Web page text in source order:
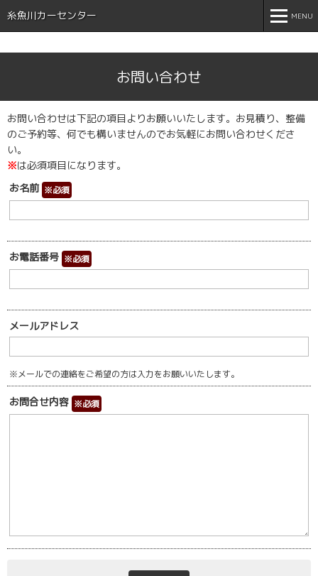
糸魚川カーセンター MENU
店舗案内SHOP
新車NEW CAR
中古車一覧SALE
車検・整備MEINTENANCE
保険・修理INSURANCE
展示車・試乗車DISPLAY CAR
INSTAGRAM
お知らせNEWS
お問い合わせ
お問い合わせは下記の項目よりお願いいたします。お見積り、整備
のご予約等、何でも構いませんのでお気軽にお問い合わせくださ
い。
※は必須項目になります。
お名前 ※必須
お電話番号 ※必須
メールアドレス
※メールでの連絡をご希望の方は入力をお願いいたします。
お問合せ内容 ※必須